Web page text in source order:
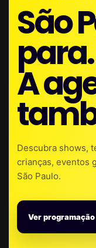
São
para.
A
Descubra shows,
crianças, eventos
São Paulo.
Ver